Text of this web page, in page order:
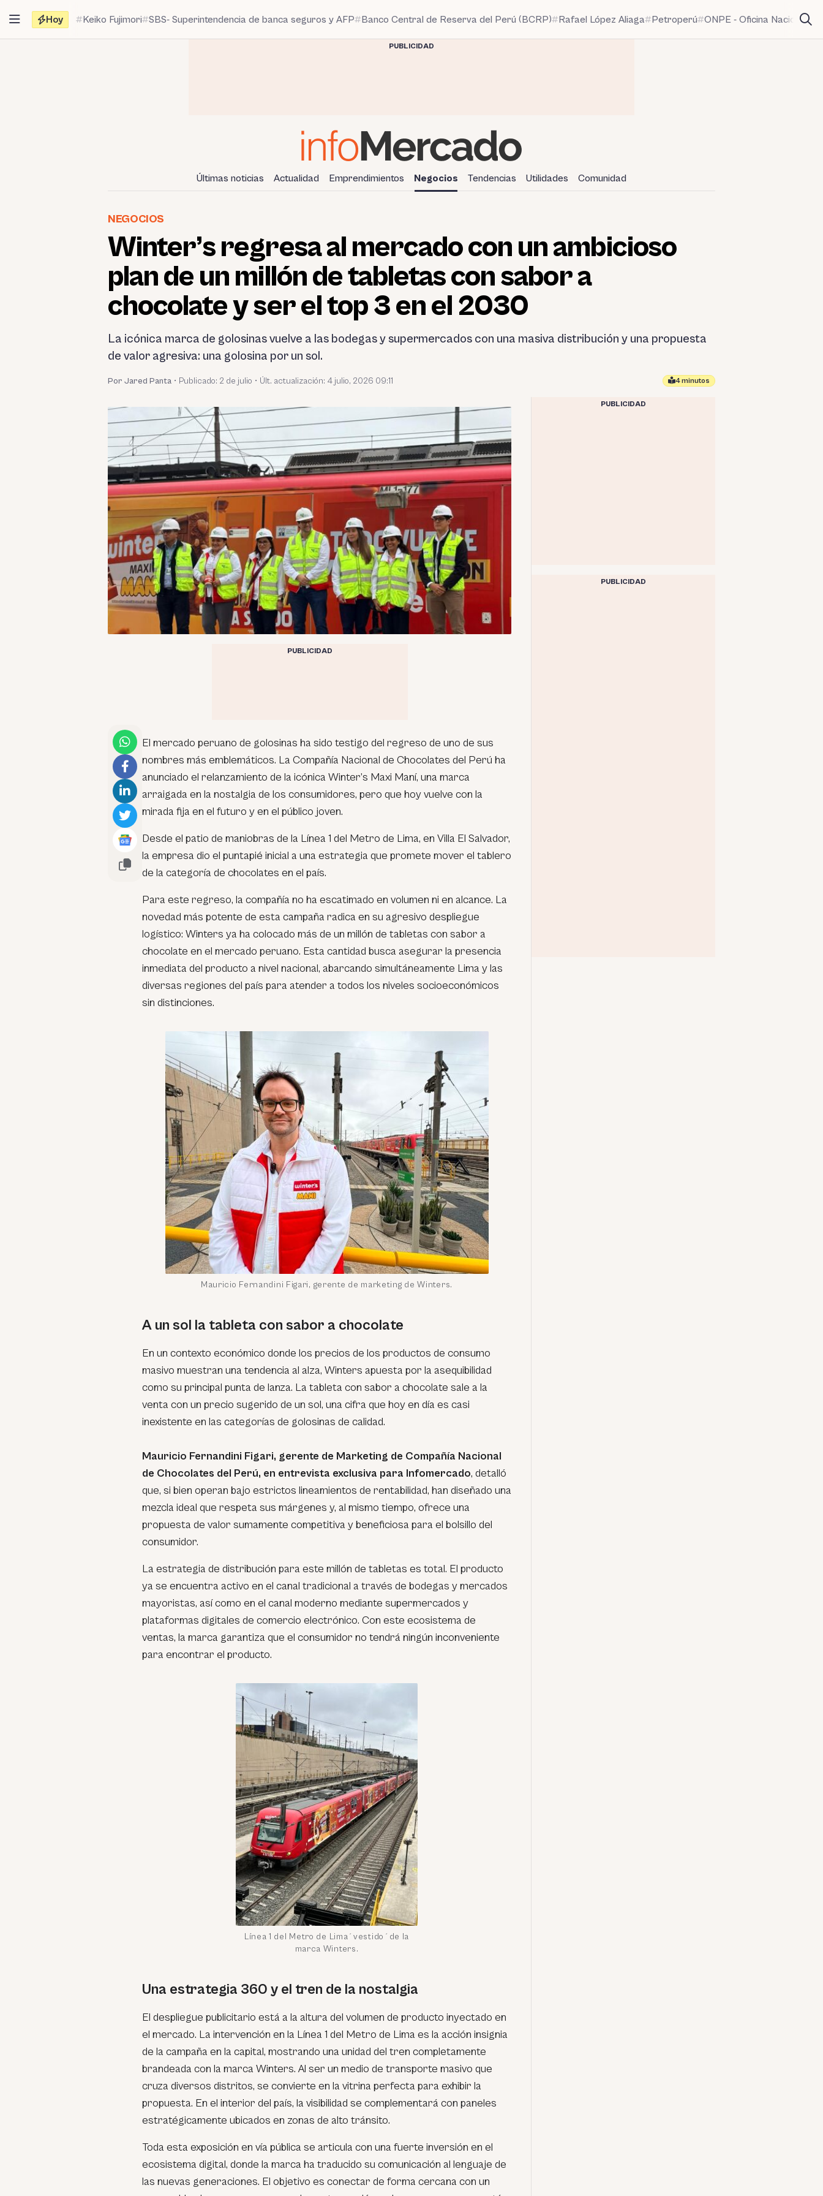
contenido
Hoy Keiko Fujimori SBS- Superintendencia de banca seguros y AFP Banco Central de Reserva del Perú (BCRP) Rafael López Aliaga Petroperú ONPE - Oficina Nacional
PUBLICIDAD
Últimas noticias Actualidad Emprendimientos Negocios Tendencias Utilidades Comunidad
NEGOCIOS
Winter’s regresa al mercado con un ambicioso
plan de un millón de tabletas con sabor a
chocolate y ser el top 3 en el 2030
La icónica marca de golosinas vuelve a las bodegas y supermercados con una masiva distribución y una propuesta
de valor agresiva: una golosina por un sol.
Por Jared Panta • Publicado: 2 de julio • Últ. actualización: 4 julio, 2026 09:11 4 minutos
PUBLICIDAD
El mercado peruano de golosinas ha sido testigo del regreso de uno de sus
nombres más emblemáticos. La Compañía Nacional de Chocolates del Perú ha
anunciado el relanzamiento de la icónica Winter’s Maxi Maní, una marca
arraigada en la nostalgia de los consumidores, pero que hoy vuelve con la
mirada fija en el futuro y en el público joven.
Desde el patio de maniobras de la Línea 1 del Metro de Lima, en Villa El Salvador,
la empresa dio el puntapié inicial a una estrategia que promete mover el tablero
de la categoría de chocolates en el país.
Para este regreso, la compañía no ha escatimado en volumen ni en alcance. La
novedad más potente de esta campaña radica en su agresivo despliegue
logístico: Winters ya ha colocado más de un millón de tabletas con sabor a
chocolate en el mercado peruano. Esta cantidad busca asegurar la presencia
inmediata del producto a nivel nacional, abarcando simultáneamente Lima y las
diversas regiones del país para atender a todos los niveles socioeconómicos
sin distinciones.
Mauricio Fernandini Figari, gerente de marketing de Winters.
A un sol la tableta con sabor a chocolate
En un contexto económico donde los precios de los productos de consumo
masivo muestran una tendencia al alza, Winters apuesta por la asequibilidad
como su principal punta de lanza. La tableta con sabor a chocolate sale a la
venta con un precio sugerido de un sol, una cifra que hoy en día es casi
inexistente en las categorías de golosinas de calidad.
Mauricio Fernandini Figari, gerente de Marketing de Compañía Nacional
de Chocolates del Perú, en entrevista exclusiva para Infomercado, detalló
que, si bien operan bajo estrictos lineamientos de rentabilidad, han diseñado una
mezcla ideal que respeta sus márgenes y, al mismo tiempo, ofrece una
propuesta de valor sumamente competitiva y beneficiosa para el bolsillo del
consumidor.
La estrategia de distribución para este millón de tabletas es total. El producto
ya se encuentra activo en el canal tradicional a través de bodegas y mercados
mayoristas, así como en el canal moderno mediante supermercados y
plataformas digitales de comercio electrónico. Con este ecosistema de
ventas, la marca garantiza que el consumidor no tendrá ningún inconveniente
para encontrar el producto.
Línea 1 del Metro de Lima´vestido´de la
marca Winters.
Una estrategia 360 y el tren de la nostalgia
El despliegue publicitario está a la altura del volumen de producto inyectado en
el mercado. La intervención en la Línea 1 del Metro de Lima es la acción insignia
de la campaña en la capital, mostrando una unidad del tren completamente
brandeada con la marca Winters. Al ser un medio de transporte masivo que
cruza diversos distritos, se convierte en la vitrina perfecta para exhibir la
propuesta. En el interior del país, la visibilidad se complementará con paneles
estratégicamente ubicados en zonas de alto tránsito.
Toda esta exposición en vía pública se articula con una fuerte inversión en el
ecosistema digital, donde la marca ha traducido su comunicación al lenguaje de
las nuevas generaciones. El objetivo es conectar de forma cercana con un
PUBLICIDAD
PUBLICIDAD